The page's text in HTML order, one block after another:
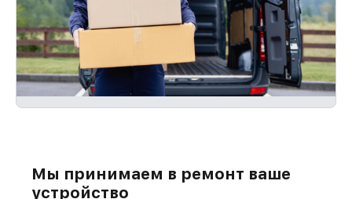
Мы принимаем в ремонт ваше
устройство